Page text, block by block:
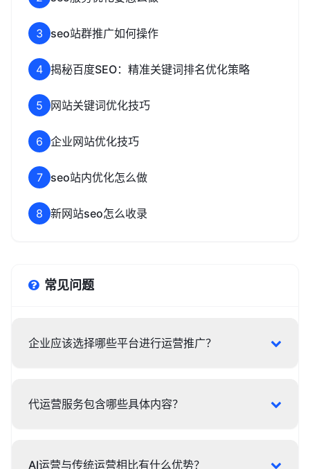
3 seo站群推广如何操作
4 揭秘百度SEO：精准关键词排名优化策略
5 网站关键词优化技巧
6 企业网站优化技巧
7 seo站内优化怎么做
8 新网站seo怎么收录
常见问题
企业应该选择哪些平台进行运营推广？
代运营服务包含哪些具体内容？
AI运营与传统运营相比有什么优势？